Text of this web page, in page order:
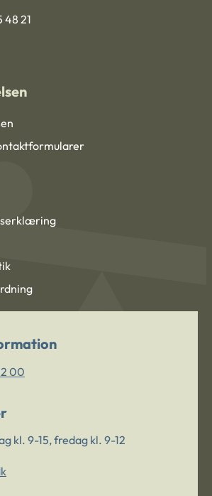
48 21
00
kl. 9-15, fredag kl. 9-12